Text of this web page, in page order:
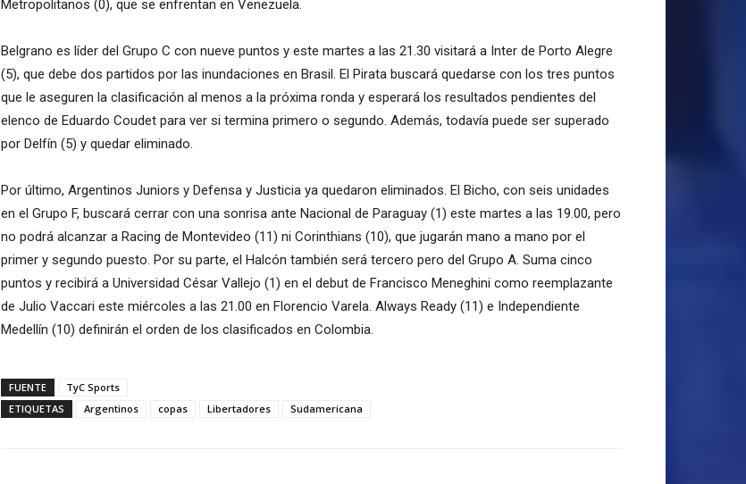
Metropolitanos (0), que se enfrentan en Venezuela.
Belgrano es líder del Grupo C con nueve puntos y este martes a las 21.30 visitará a Inter de Porto Alegre
(5), que debe dos partidos por las inundaciones en Brasil. El Pirata buscará quedarse con los tres puntos
que le aseguren la clasificación al menos a la próxima ronda y esperará los resultados pendientes del
elenco de Eduardo Coudet para ver si termina primero o segundo. Además, todavía puede ser superado
por Delfín (5) y quedar eliminado.
Por último, Argentinos Juniors y Defensa y Justicia ya quedaron eliminados. El Bicho, con seis unidades
en el Grupo F, buscará cerrar con una sonrisa ante Nacional de Paraguay (1) este martes a las 19.00, pero
no podrá alcanzar a Racing de Montevideo (11) ni Corinthians (10), que jugarán mano a mano por el
primer y segundo puesto. Por su parte, el Halcón también será tercero pero del Grupo A. Suma cinco
puntos y recibirá a Universidad César Vallejo (1) en el debut de Francisco Meneghini como reemplazante
de Julio Vaccari este miércoles a las 21.00 en Florencio Varela. Always Ready (11) e Independiente
Medellín (10) definirán el orden de los clasificados en Colombia.
FUENTE
TyC Sports
ETIQUETAS
Argentinos copas Libertadores Sudamericana